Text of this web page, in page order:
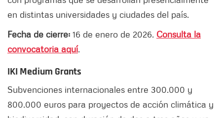
en distintas universidades y ciudades del país.
Fecha de cierre: 16 de enero de 2026. Consulta la
convocatoria aquí.
IKI Medium Grants
Subvenciones internacionales entre 300.000 y
800.000 euros para proyectos de acción climática y